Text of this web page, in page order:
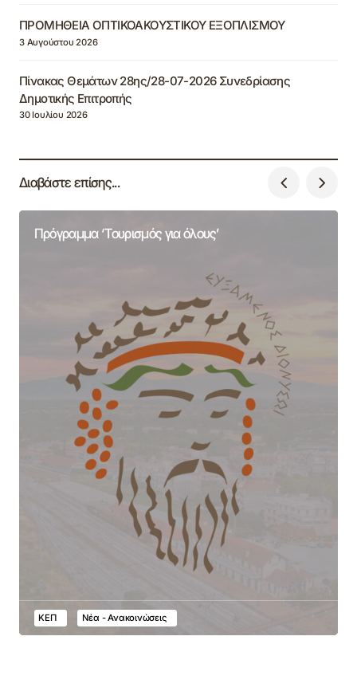
ΠΡΟΜΗΘΕΙΑ ΟΠΤΙΚΟΑΚΟΥΣΤΙΚΟΥ ΕΞΟΠΛΙΣΜΟΥ
3 Αυγούστου 2026
Πίνακας Θεμάτων 28ης/28-07-2026 Συνεδρίασης
Δημοτικής Επιτροπής
30 Ιουλίου 2026
Διαβάστε επίσης...
Πρόγραμμα ‘Τουρισμός για όλους’
ΚΕΠ Νέα - Ανακοινώσεις